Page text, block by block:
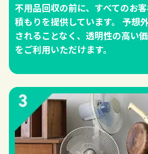
不用品回収の前に、すべてのお
積もりを提供しています。 予想
されることなく、透明性の高い
をご利用いただけます。